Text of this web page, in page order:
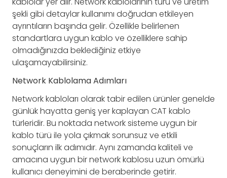
şekli gibi detaylar kullanımı doğrudan etkileyen
ayrıntıların başında gelir. Özellikle belirlenen
standartlara uygun kablo ve özelliklere sahip
olmadığınızda beklediğiniz etkiye
ulaşamayabilirsiniz.
Network Kablolama Adımları
Network kabloları olarak tabir edilen ürünler genelde
günlük hayatta geniş yer kaplayan CAT kablo
türleridir. Bu noktada network sisteme uygun bir
kablo türü ile yola çıkmak sorunsuz ve etkili
sonuçların ilk adımıdır. Aynı zamanda kaliteli ve
amacına uygun bir network kablosu uzun ömürlü
kullanıcı deneyimini de beraberinde getirir.